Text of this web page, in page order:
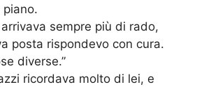
sempre più di rado,
posta rispondevo con cura.
diverse.”
ricordava molto di lei, e